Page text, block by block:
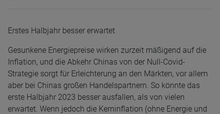
Erstes Halbjahr besser erwartet
Gesunkene Energiepreise wirken zurzeit mäßigend auf die
Inflation, und die Abkehr Chinas von der Null-Covid-
Strategie sorgt für Erleichterung an den Märkten, vor allem
aber bei Chinas großen Handelspartnern. So könnte das
erste Halbjahr 2023 besser ausfallen, als von vielen
erwartet. Wenn jedoch die Kerninflation (ohne Energie und